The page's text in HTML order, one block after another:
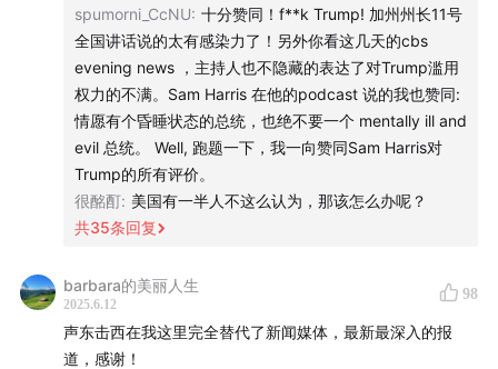
特朗普任命的大法官，开始反对特朗普了吗？
被特朗普针对的媒体和律所，以及可能由此产生的后
感谢 OLAY 对本期节目的支持
面部纹路的出现，常被认为是皮肤老化的信号，OLAY 联
合哈佛医学院十多年的长期研究显示，深层衰老细胞的积
累才是导致皱纹生成的元凶。
最高标准专攻各类肌肤顽疾，OLAY 黑管精华就是实验室
最新力作，首次融合三大抗老成分： PHCA 酸、植物 A
醇、胜肽，颠覆性发布「酸·A·肽」配方。
spumorni_CcNU: 十分赞同！f**k Trump! 加州州长11号
全国讲话说的太有感染力了！另外你看这几天的cbs
evening news ，主持人也不隐藏的表达了对Trump滥用
权力的不满。Sam Harris 在他的podcast 说的我也赞同:
情愿有个昏睡状态的总统，也绝不要一个 mentally ill and
evil 总统。 Well, 跑题一下，我一向赞同Sam Harris对
Trump的所有评价。
很酩酊: 美国有一半人不这么认为，那该怎么办呢？
共35条回复
barbara的美丽人生
2025.6.12
98
声东击西在我这里完全替代了新闻媒体，最新最深入的报
道，感谢！